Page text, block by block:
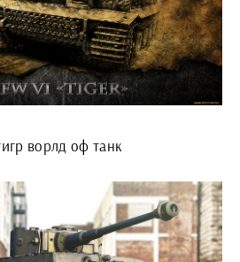
ворлд оф танк